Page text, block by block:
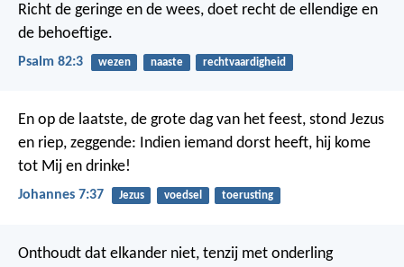
Richt de geringe en de wees, doet recht de ellendige en
de behoeftige.
Psalm 82:3 wezen naaste rechtvaardigheid
En op de laatste, de grote dag van het feest, stond Jezus
en riep, zeggende: Indien iemand dorst heeft, hij kome
tot Mij en drinke!
Johannes 7:37 Jezus voedsel toerusting
Onthoudt dat elkander niet, tenzij met onderling